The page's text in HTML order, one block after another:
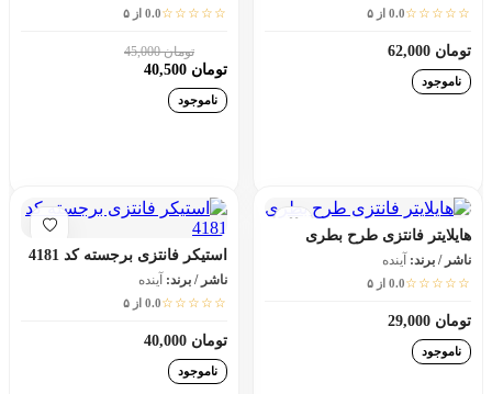
☆☆☆☆☆0.0 از ۵
تومان 62,000
ناموجود
☆☆☆☆☆0.0 از ۵
تومان 45,000
تومان 40,500
ناموجود
هایلایتر فانتزی طرح بطری
ناشر / برند: آینده
☆☆☆☆☆0.0 از ۵
تومان 29,000
ناموجود
استیکر فانتزی برجسته کد 4181
ناشر / برند: آینده
☆☆☆☆☆0.0 از ۵
تومان 40,000
ناموجود